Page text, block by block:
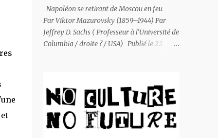
de panique, être arrêté par la police, les
services secrets, l’armée. Etre emmené en
prison, ou pire, abattu contre le premier
mur. Puis la rationalité et le sens du devoir
manifeste de la symp...
Napoléon se retirant de Moscou en feu -
Par Viktor Mazurovsky (1859–1944) Par
Jeffrey D. Sachs ( Professeur à l’Université de
Columbia / droite ? / USA) Publié le 22
Failure L' Europe a rejeté à plusieurs reprises
la paix avec la Russie à des moments où un
règlement négocié était possible, et ces rejets
se sont avérés profondément contre-